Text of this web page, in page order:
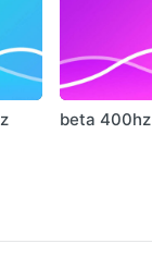
beta 400hz